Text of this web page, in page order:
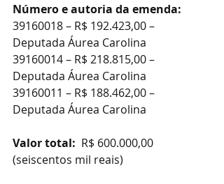
Número e autoria da emenda:
39160018 – R$ 192.423,00 –
Deputada Áurea Carolina
39160014 – R$ 218.815,00 –
Deputada Áurea Carolina
39160011 – R$ 188.462,00 –
Deputada Áurea Carolina
Valor total: R$ 600.000,00
(seiscentos mil reais)